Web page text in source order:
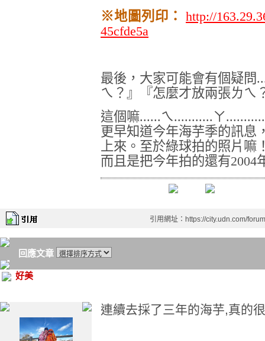
※地圖列印： http://
45cfde5a
最後，大家可能會有個疑問
ㄟ？ 』『怎麼才放兩張ㄌㄟ
這個嘛......ㄟ...........ㄚ
更早知道今年海芋季的訊息
上來 。 至於綠球拍的照片嘛
而且是把今年拍的還有2004
引用網址：https://city.udn.com/
回應文章
好美
連續去採了三年的海芋,真的